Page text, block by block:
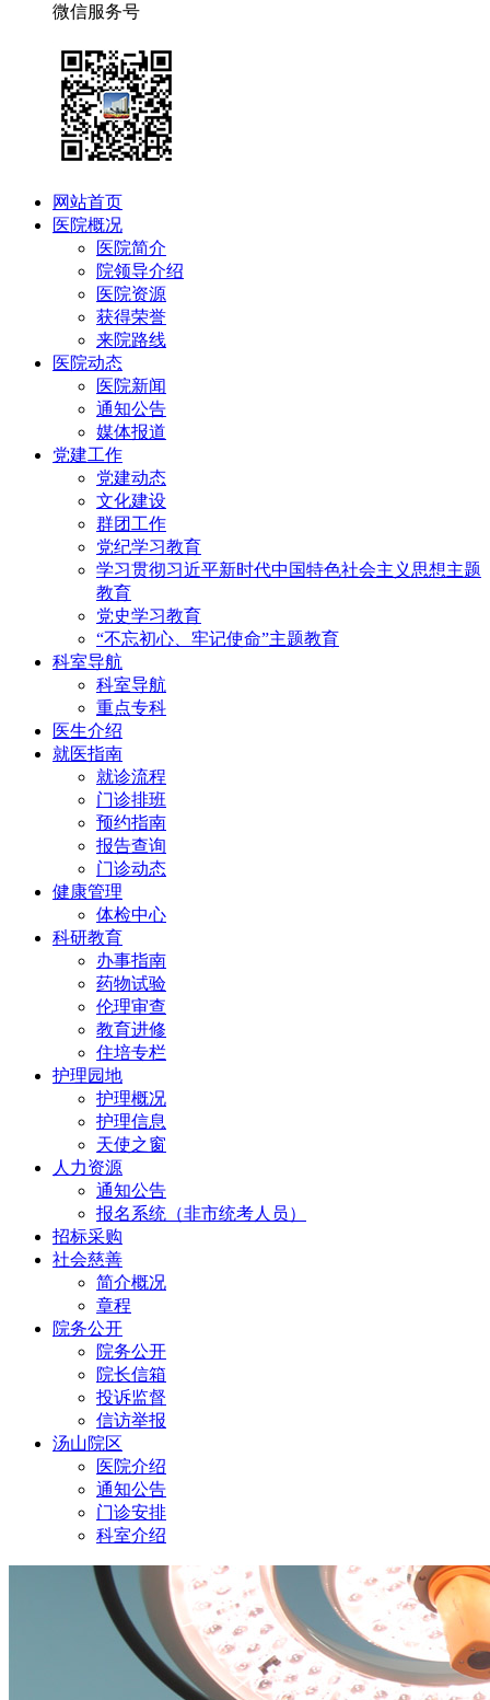
微信服务号
网站首页
医院概况
医院简介
院领导介绍
医院资源
获得荣誉
来院路线
医院动态
医院新闻
通知公告
媒体报道
党建工作
党建动态
文化建设
群团工作
党纪学习教育
学习贯彻习近平新时代中国特色社会主义思想主题
教育
党史学习教育
“不忘初心、牢记使命”主题教育
科室导航
科室导航
重点专科
医生介绍
就医指南
就诊流程
门诊排班
预约指南
报告查询
门诊动态
健康管理
体检中心
科研教育
办事指南
药物试验
伦理审查
教育进修
住培专栏
护理园地
护理概况
护理信息
天使之窗
人力资源
通知公告
报名系统（非市统考人员）
招标采购
社会慈善
简介概况
章程
院务公开
院务公开
院长信箱
投诉监督
信访举报
汤山院区
医院介绍
通知公告
门诊安排
科室介绍